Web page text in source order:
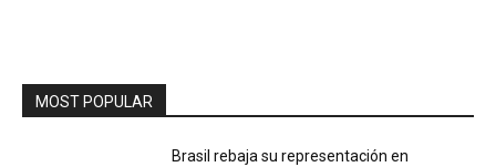
MOST POPULAR
Brasil rebaja su representación en